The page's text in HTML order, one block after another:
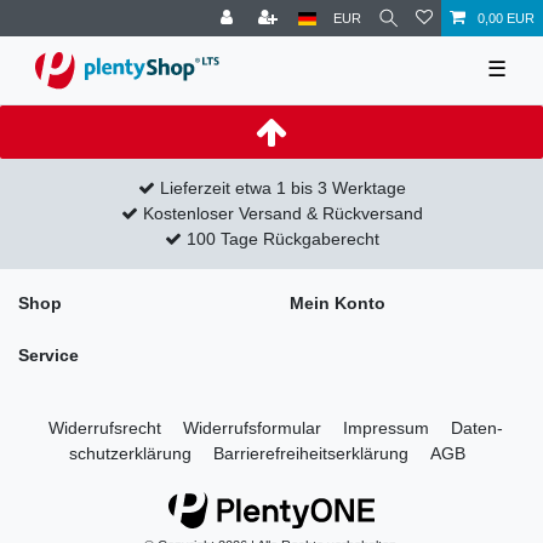
EUR 0,00 EUR
☰
Lieferzeit etwa 1 bis 3 Werktage
Kostenloser Versand & Rückversand
100 Tage Rückgaberecht
Shop Mein Konto
Service
Widerrufs­recht Widerrufs­formular Impressum
Daten­
schutz­erklärung
Barrierefreiheitserklärung AGB